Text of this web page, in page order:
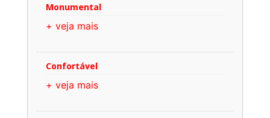
Monumental
+ veja mais
Confortável
+ veja mais